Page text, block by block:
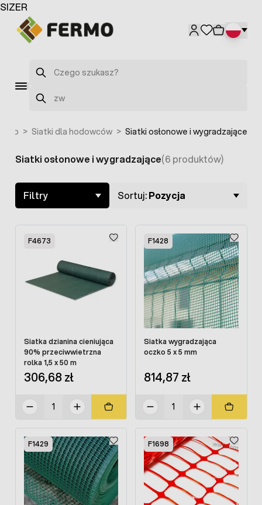
Przejdź do treści
Szukaj
Szukaj
> Siatki dla hodowców > Siatki osłonowe i wygradzające
Skip to product list
Siatki osłonowe i wygradzające(6 produktów)
Filtry Sortuj:Pozycja
F4673
Siatka dzianina cieniująca
90% przeciwwietrzna
rolka 1,5 x 50 m
306,68 zł
F1428
Siatka wygradzająca
oczko 5 x 5 mm
814,87 zł
F1429 F1698
SIZER